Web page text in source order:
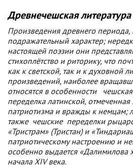
Древнечешская литература
Произведения древнего периода,
подражательный характер;
настоящей поэзии они
стихоплётство и риторику, что
как к светской, так и к духовной
произведений, наиболее
относятся вособенности чешская
переделка латинской,
патриотизма и вражды к немцам;
также чешские переделки
«Тристрам» (Тристан) и
патриотическому настроению и
особенно выдается «Далимилова
начала XIV века.